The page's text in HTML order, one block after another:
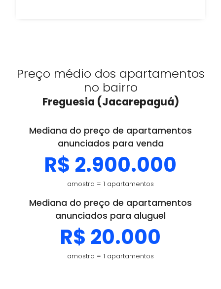
Preço médio dos apartamentos
no bairro
Freguesia (Jacarepaguá)
Mediana do preço de apartamentos
anunciados para venda
R$ 2.900.000
amostra = 1 apartamentos
Mediana do preço de apartamentos
anunciados para aluguel
R$ 20.000
amostra = 1 apartamentos